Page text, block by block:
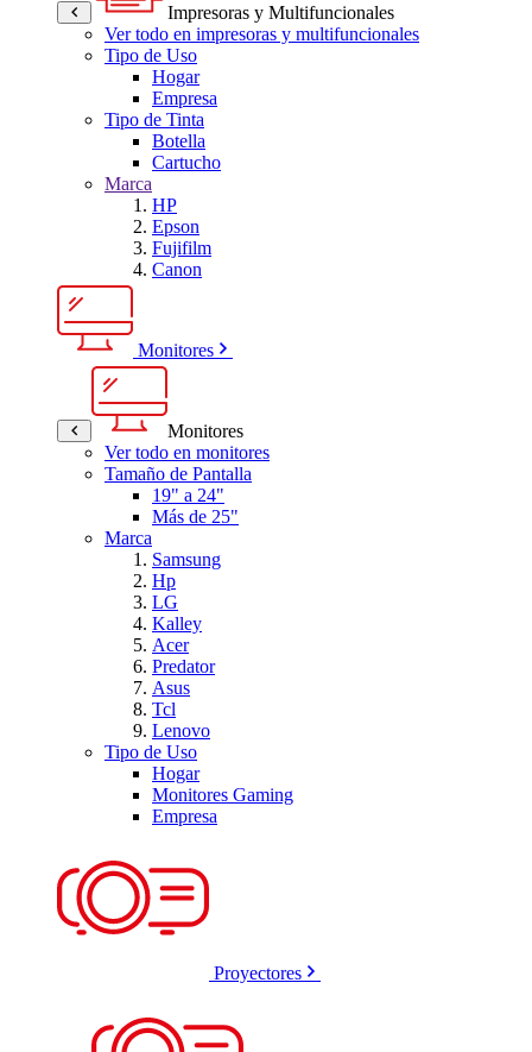
Impresoras y Multifuncionales
Ver todo en impresoras y multifuncionales
Tipo de Uso
Hogar
Empresa
Tipo de Tinta
Botella
Cartucho
Marca
HP
Epson
Fujifilm
Canon
Monitores
Monitores
Ver todo en monitores
Tamaño de Pantalla
19" a 24"
Más de 25"
Marca
Samsung
Hp
LG
Kalley
Acer
Predator
Asus
Tcl
Lenovo
Tipo de Uso
Hogar
Monitores Gaming
Empresa
Proyectores